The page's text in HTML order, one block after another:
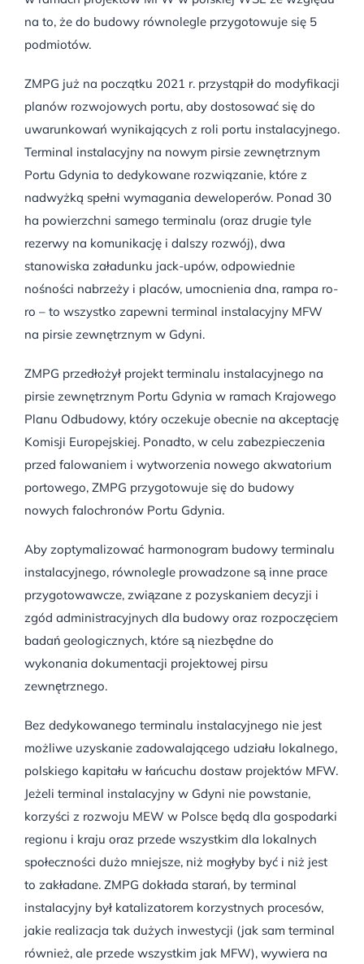
na to, że do budowy równolegle przygotowuje się 5
podmiotów.
ZMPG już na początku 2021 r. przystąpił do modyfikacji
planów rozwojowych portu, aby dostosować się do
uwarunkowań wynikających z roli portu instalacyjnego.
Terminal instalacyjny na nowym pirsie zewnętrznym
Portu Gdynia to dedykowane rozwiązanie, które z
nadwyżką spełni wymagania deweloperów. Ponad 30
ha powierzchni samego terminalu (oraz drugie tyle
rezerwy na komunikację i dalszy rozwój), dwa
stanowiska załadunku jack-upów, odpowiednie
nośności nabrzeży i placów, umocnienia dna, rampa ro-
ro – to wszystko zapewni terminal instalacyjny MFW
na pirsie zewnętrznym w Gdyni.
ZMPG przedłożył projekt terminalu instalacyjnego na
pirsie zewnętrznym Portu Gdynia w ramach Krajowego
Planu Odbudowy, który oczekuje obecnie na akceptację
Komisji Europejskiej. Ponadto, w celu zabezpieczenia
przed falowaniem i wytworzenia nowego akwatorium
portowego, ZMPG przygotowuje się do budowy
nowych falochronów Portu Gdynia.
Aby zoptymalizować harmonogram budowy terminalu
instalacyjnego, równolegle prowadzone są inne prace
przygotowawcze, związane z pozyskaniem decyzji i
zgód administracyjnych dla budowy oraz rozpoczęciem
badań geologicznych, które są niezbędne do
wykonania dokumentacji projektowej pirsu
zewnętrznego.
Bez dedykowanego terminalu instalacyjnego nie jest
możliwe uzyskanie zadowalającego udziału lokalnego,
polskiego kapitału w łańcuchu dostaw projektów MFW.
Jeżeli terminal instalacyjny w Gdyni nie powstanie,
korzyści z rozwoju MEW w Polsce będą dla gospodarki
regionu i kraju oraz przede wszystkim dla lokalnych
społeczności dużo mniejsze, niż mogłyby być i niż jest
to zakładane. ZMPG dokłada starań, by terminal
instalacyjny był katalizatorem korzystnych procesów,
jakie realizacja tak dużych inwestycji (jak sam terminal
również, ale przede wszystkim jak MFW), wywiera na